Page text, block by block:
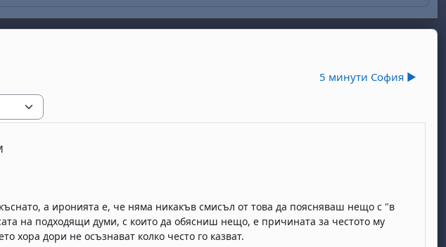
5 минути София ▶︎
а иронията е, че няма никакъв смисъл от това да поясняваш нещо с "в
на подходящи думи, с които да обясниш нещо, е причината за честото му
хора дори не осъзнават колко често го казват.